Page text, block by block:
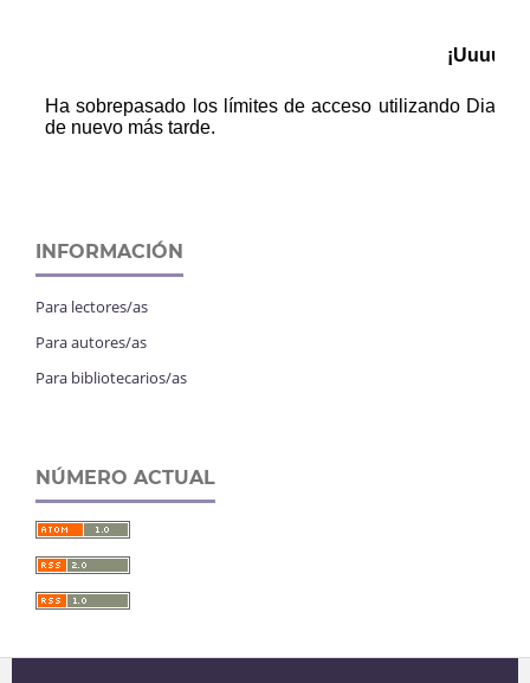
INFORMACIÓN
Para lectores/as
Para autores/as
Para bibliotecarios/as
NÚMERO ACTUAL